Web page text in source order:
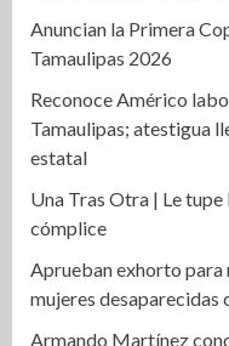
Anuncian la Primera
Tamaulipas 2026
Reconoce Américo
Tamaulipas; atestigua
estatal
Una Tras Otra | Le tupe
cómplice
Aprueban exhorto
mujeres
Armando Martínez